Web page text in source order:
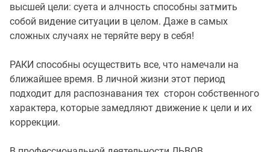
высшей цели: суета и алчность способны затмить
собой видение ситуации в целом. Даже в самых
сложных случаях не теряйте веру в себя!
РАКИ способны осуществить все, что намечали на
ближайшее время. В личной жизни этот период
подходит для распознавания тех сторон собственного
характера, которые замедляют движение к цели и их
коррекции.